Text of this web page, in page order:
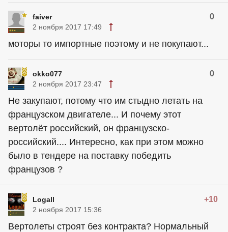
faiver 0
2 ноября 2017 17:49
моторы то импортные поэтому и не покупают...
okko077 0
2 ноября 2017 23:47
Не закупают, потому что им стыдно летать на
французском двигателе... И почему этот
вертолёт российский, он французско-
российский.... Интересно, как при этом можно
было в тендере на поставку победить
французов ?
Logall +10
2 ноября 2017 15:36
Вертолеты строят без контракта? Нормальный